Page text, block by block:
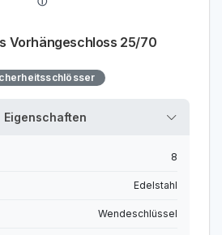
Vorhängeschloss 25/70
Eigenschaften
8
Edelstahl
Wendeschlüssel